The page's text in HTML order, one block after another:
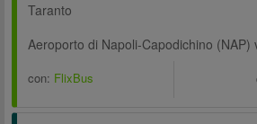
Taranto
con: FlixBus